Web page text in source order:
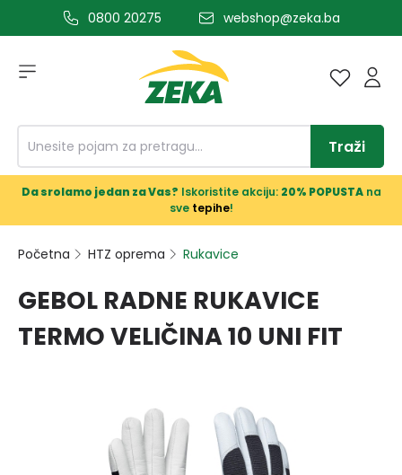
glavni sadržaj0800 20275 webshop@zeka.ba
Traži
Da srolamo jedan za Vas? Iskoristite akciju: 20% POPUSTAna
sve tepihe!
Početna HTZ oprema Rukavice
GEBOL RADNE RUKAVICE
TERMO VELIČINA 10 UNI FIT